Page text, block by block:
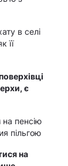
в селі
її
є
пенсію
пільгою
на